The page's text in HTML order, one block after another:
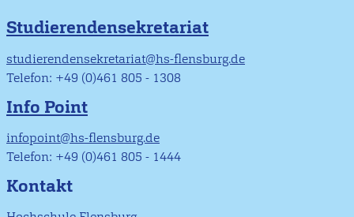
Studierendensekretariat
studierendensekretariat@hs-flensburg.de
Telefon: +49 (0)461 805 - 1308
Info Point
infopoint@hs-flensburg.de
Telefon: +49 (0)461 805 - 1444
Kontakt